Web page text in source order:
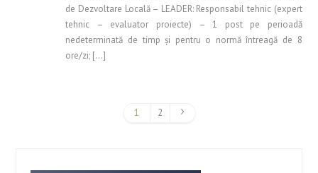
de Dezvoltare Locală – LEADER: Responsabil tehnic (expert
tehnic – evaluator proiecte) – 1 post pe perioadă
nedeterminată de timp şi pentru o normă întreagă de 8
ore/zi; […]
1 2